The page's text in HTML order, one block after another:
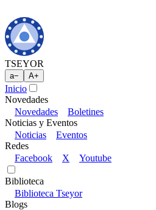
TSEYOR
a− A+
Inicio
Novedades
Novedades
Boletines
Noticias y Eventos
Noticias
Eventos
Redes
Facebook
X Youtube
Biblioteca
Biblioteca Tseyor
Blogs